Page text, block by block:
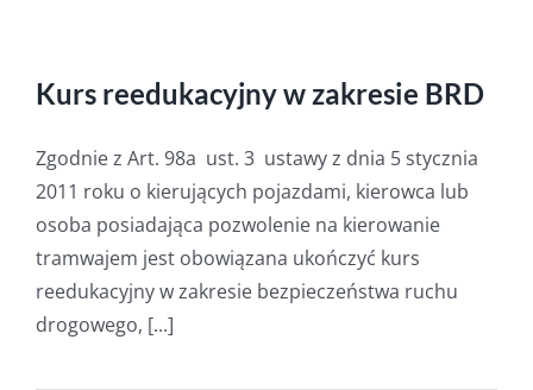
Kurs reedukacyjny w zakresie BRD
Zgodnie z Art. 98a ust. 3 ustawy z dnia 5 stycznia
2011 roku o kierujących pojazdami, kierowca lub
osoba posiadająca pozwolenie na kierowanie
tramwajem jest obowiązana ukończyć kurs
reedukacyjny w zakresie bezpieczeństwa ruchu
drogowego, [...]